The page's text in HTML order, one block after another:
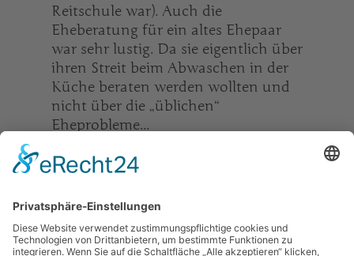
Reitschule war). Auch die
Eheberatung für ein altes Ehepaar
war sehr lustig. Da sie eigentlich über
ihren Streit beim Abwaschen in der
Küche beraten werden wollten und
nicht über die „üblichen“
Eheprobleme...
Üppige Spenden von Kuchen,
Krapfen, Muffins füllten die
reichlich Pizzaschnitten, Lachsrollen,
Salate und sonstige Köstlichkeiten.
Danke an die vielen fleißigen